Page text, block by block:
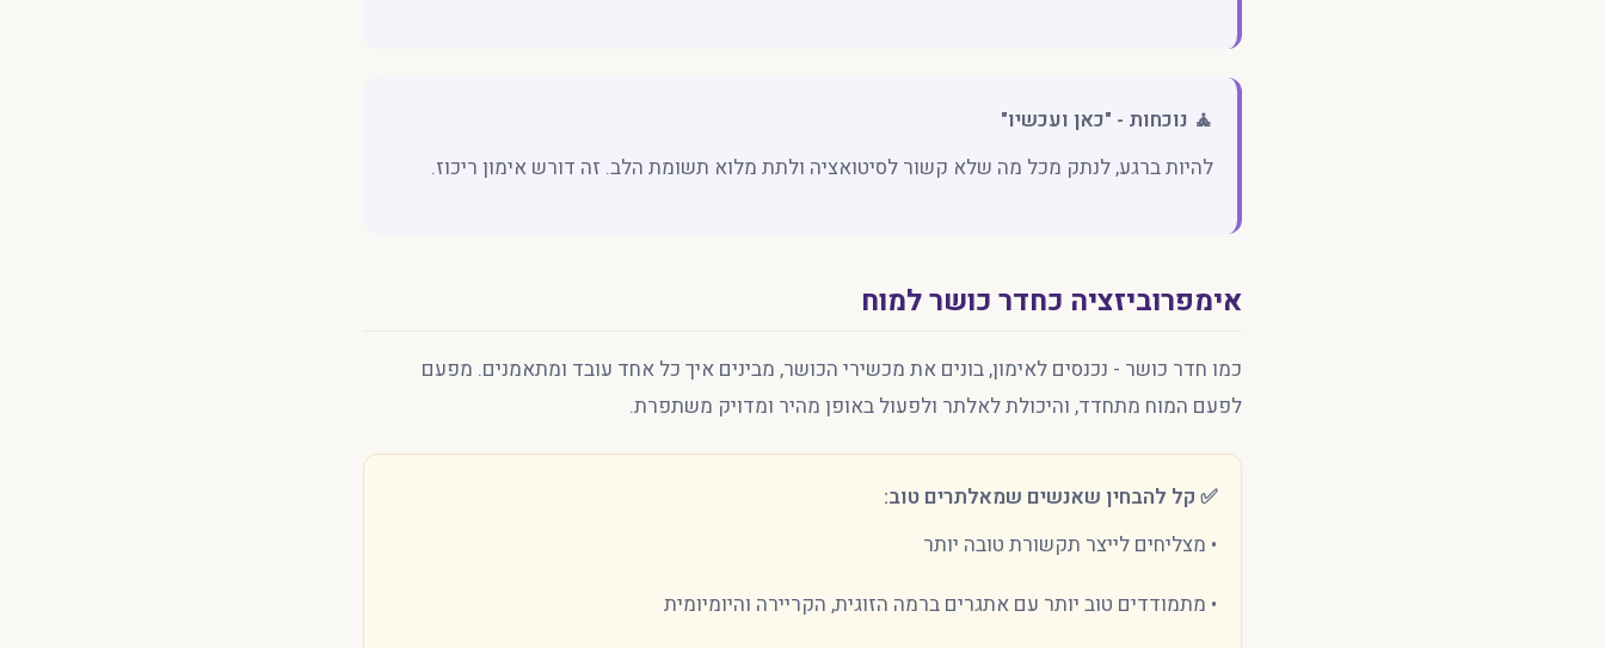
🧘 נוכחות - "כאן ועכשיו"
להיות ברגע, לנתק מכל מה שלא קשור לסיטואציה ולתת מלוא תשומת הלב. זה דורש אימון ריכוז.
אימפרוביזציה כחדר כושר למוח
כמו חדר כושר - נכנסים לאימון, בונים את מכשירי הכושר, מבינים איך כל אחד עובד ומתאמנים. מפעם
לפעם המוח מתחדד, והיכולת לאלתר ולפעול באופן מהיר ומדויק משתפרת.
✅ קל להבחין שאנשים שמאלתרים טוב:
• מצליחים לייצר תקשורת טובה יותר
• מתמודדים טוב יותר עם אתגרים ברמה הזוגית, הקריירה והיומיומית